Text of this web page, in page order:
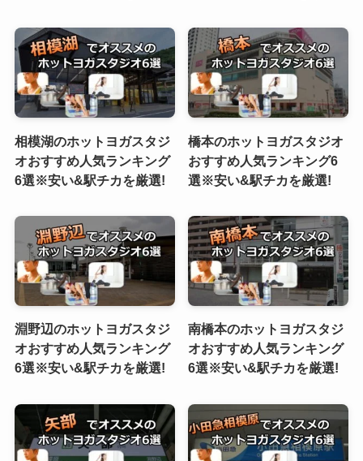
相模湖のホットヨガスタジ
オおすすめ人気ランキング
6選※安い&駅チカを厳選!
橋本のホットヨガスタジオ
おすすめ人気ランキング6
選※安い&駅チカを厳選!
淵野辺のホットヨガスタジ
オおすすめ人気ランキング
6選※安い&駅チカを厳選!
南橋本のホットヨガスタジ
オおすすめ人気ランキング
6選※安い&駅チカを厳選!